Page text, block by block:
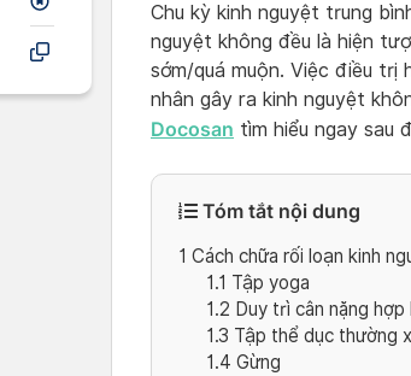
Chu kỳ kinh nguyệt trung
nguyệt không đều là hiện
sớm/quá muộn. Việc điều trị
nhân gây ra kinh nguyệt
Docosan tìm hiểu ngay sau
Tóm tắt nội dung
1 Cách chữa rối loạn kinh
1.1 Tập yoga
1.2 Duy trì cân nặng hợp
1.3 Tập thể dục thường
1.4 Gừng